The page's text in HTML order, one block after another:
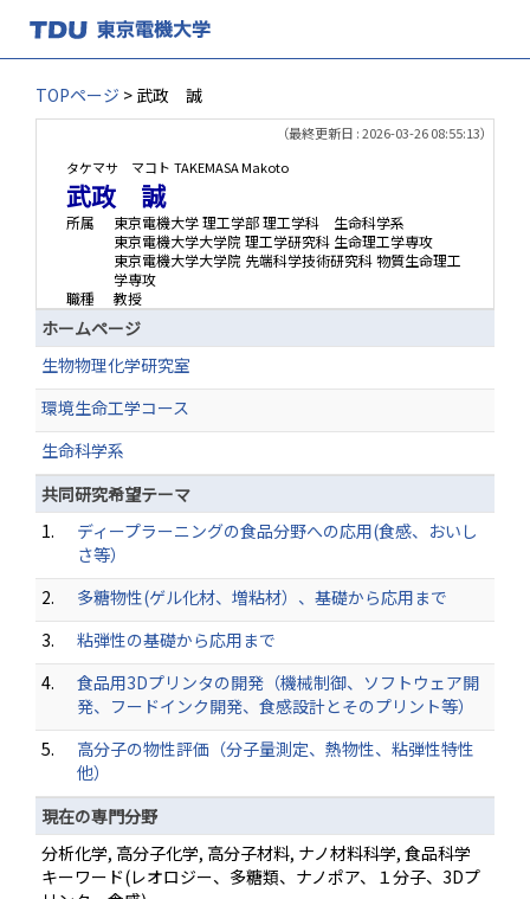
TOPページ > 武政 誠
（最終更新日 : 2026-03-26 08:55:13）
タケマサ マコト TAKEMASA Makoto
武政 誠
所属
東京電機大学 理工学部 理工学科 生命科学系
東京電機大学大学院 理工学研究科 生命理工学専攻
東京電機大学大学院 先端科学技術研究科 物質生命理工
学専攻
職種
教授
ホームページ
生物物理化学研究室
環境生命工学コース
生命科学系
共同研究希望テーマ
1.
ディープラーニングの食品分野への応用(食感、おいし
さ等）
2.
多糖物性(ゲル化材、増粘材）、基礎から応用まで
3.
粘弾性の基礎から応用まで
4.
食品用3Dプリンタの開発（機械制御、ソフトウェア開
発、フードインク開発、食感設計とそのプリント等）
5.
高分子の物性評価（分子量測定、熱物性、粘弾性特性
他）
現在の専門分野
分析化学, 高分子化学, 高分子材料, ナノ材料科学, 食品科学
キーワード(レオロジー、多糖類、ナノポア、１分子、3Dプ